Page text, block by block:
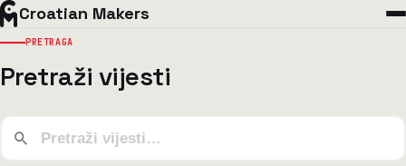
Croatian Makers
PRETRAGA
Pretraži vijesti